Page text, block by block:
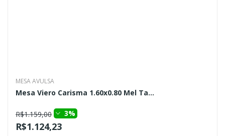
MESA AVULSA
Mesa Viero Carisma 1.60x0.80 Mel Ta...
R$1.159,00 3%
R$1.124,23